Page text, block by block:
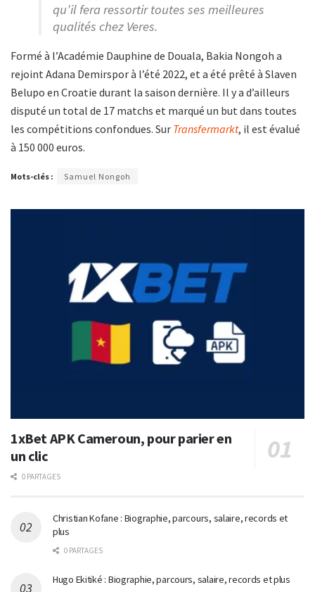
qu’il fera ressortir toutes ses meilleures
qualités chez Veres.
Formé à l’Académie Dauphine de Douala, Bakia Nongoh a
rejoint Adana Demirspor à l’été 2022, et a été prêté à Slaven
Belupo en Croatie durant la saison dernière. Il y a d’ailleurs
disputé un total de 17 matchs et marqué un but dans toutes
les compétitions confondues. Sur Transfermarkt, il est évalué
à 150 000 euros.
Mots-clés : Samuel Nongoh
1xBet APK Cameroun, pour parier en
un clic
0 PARTAGES
Christian Kofane : Biographie, parcours, salaire, records et
plus
0 PARTAGES
Hugo Ekitiké : Biographie, parcours, salaire, records et plus